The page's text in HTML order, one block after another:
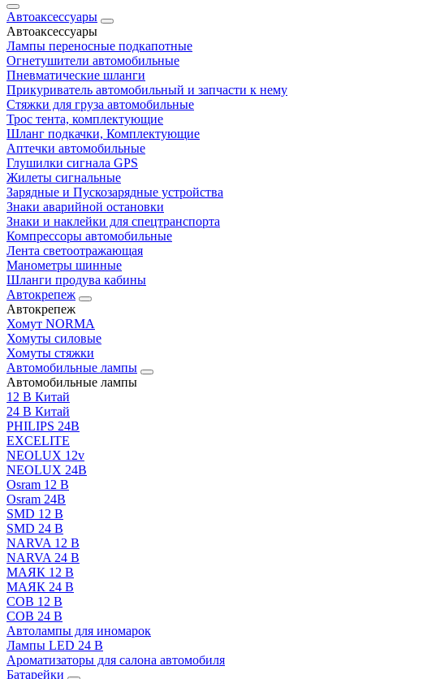
Автоаксессуары
Автоаксессуары
Лампы переносные подкапотные
Огнетушители автомобильные
Пневматические шланги
Прикуриватель автомобильный и запчасти к нему
Стяжки для груза автомобильные
Трос тента, комплектующие
Шланг подкачки, Комплектующие
Аптечки автомобильные
Глушилки сигнала GPS
Жилеты сигнальные
Зарядные и Пускозарядные устройства
Знаки аварийной остановки
Знаки и наклейки для спецтранспорта
Компрессоры автомобильные
Лента светоотражающая
Манометры шинные
Шланги продува кабины
Автокрепеж
Автокрепеж
Хомут NORMA
Хомуты силовые
Хомуты стяжки
Автомобильные лампы
Автомобильные лампы
12 В Китай
24 В Китай
PHILIPS 24В
EXCELITE
NEOLUX 12v
NEOLUX 24В
Osram 12 В
Osram 24В
SMD 12 В
SMD 24 В
NARVA 12 В
NARVA 24 В
МАЯК 12 В
МАЯК 24 В
COB 12 В
COB 24 В
Автолампы для иномарок
Лампы LED 24 B
Ароматизаторы для салона автомобиля
Батарейки